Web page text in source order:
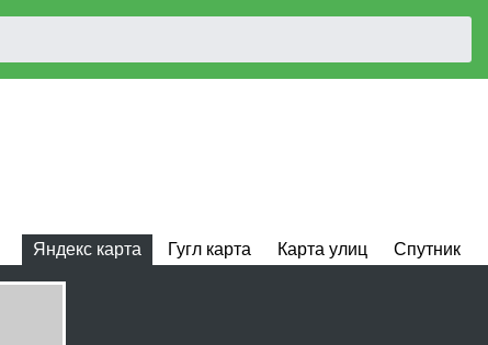
Яндекс карта Гугл карта Карта улиц Спутник